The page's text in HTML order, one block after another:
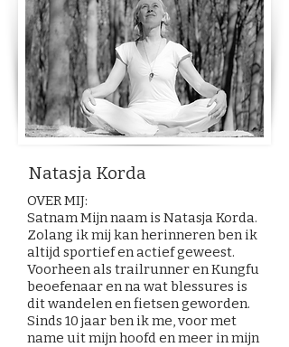
Natasja Korda
OVER MIJ:
Satnam Mijn naam is Natasja Korda.
Zolang ik mij kan herinneren ben ik
altijd sportief en actief geweest.
Voorheen als trailrunner en Kungfu
beoefenaar en na wat blessures is
dit wandelen en fietsen geworden.
Sinds 10 jaar ben ik me, voor met
name uit mijn hoofd en meer in mijn